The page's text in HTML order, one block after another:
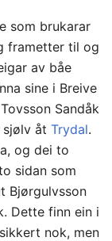
som brukarar
frametter til og
av båe
sine i Breive
Sandåk
sjølv åt Trydal.
og dei to
sidan som
Bjørgulvsson
Dette finn ein i
nok, men